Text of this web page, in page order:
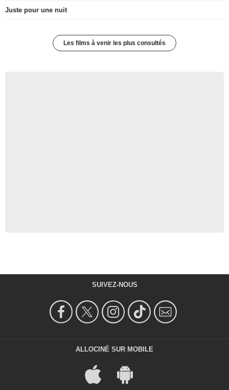
Juste pour une nuit
Les films à venir les plus consultés
SUIVEZ-NOUS
ALLOCINÉ SUR MOBILE